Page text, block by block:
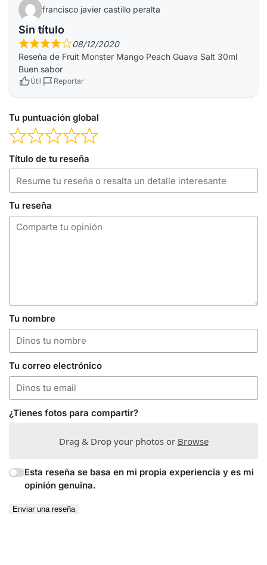
francisco javier castillo peralta
Sin título
08/12/2020
Reseña de Fruit Monster Mango Peach Guava Salt 30ml
Buen sabor
Útil Reportar
Tu puntuación global
Título de tu reseña
Tu reseña
Tu nombre
Tu correo electrónico
¿Tienes fotos para compartir?
Drag & Drop your photos or Browse
Esta reseña se basa en mi propia experiencia y es mi
opinión genuina.
Enviar una reseña